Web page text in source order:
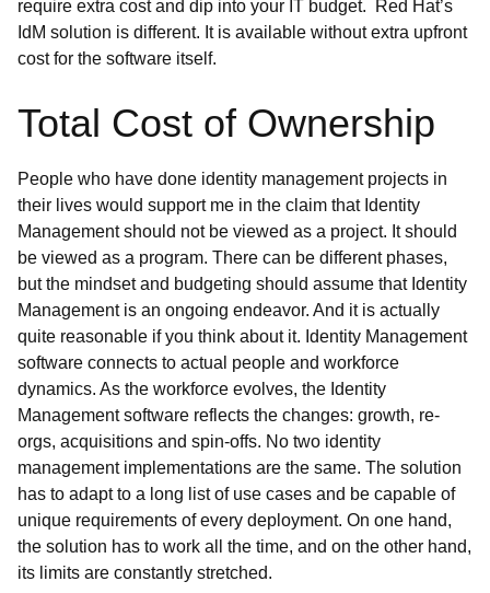
require extra cost and dip into your IT budget. Red Hat’s
IdM solution is different. It is available without extra upfront
cost for the software itself.
Total Cost of Ownership
People who have done identity management projects in
their lives would support me in the claim that Identity
Management should not be viewed as a project. It should
be viewed as a program. There can be different phases,
but the mindset and budgeting should assume that Identity
Management is an ongoing endeavor. And it is actually
quite reasonable if you think about it. Identity Management
software connects to actual people and workforce
dynamics. As the workforce evolves, the Identity
Management software reflects the changes: growth, re-
orgs, acquisitions and spin-offs. No two identity
management implementations are the same. The solution
has to adapt to a long list of use cases and be capable of
unique requirements of every deployment. On one hand,
the solution has to work all the time, and on the other hand,
its limits are constantly stretched.